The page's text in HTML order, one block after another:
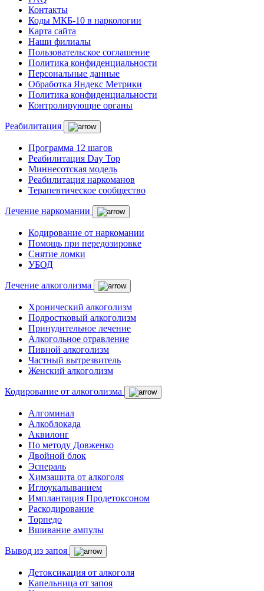
Контакты
Коды МКБ-10 в наркологии
Карта сайта
Наши филиалы
Пользовательское соглашение
Политика конфиденциальности
Персональные данные
Обработка Яндекс Метрики
Политика конфиденциальности
Контролирующие органы
Реабилитация
Программа 12 шагов
Реабилитация Day Top
Миннесотская модель
Реабилитация наркоманов
Терапевтическое сообщество
Лечение наркомании
Кодирование от наркомании
Помощь при передозировке
Снятие ломки
УБОД
Лечение алкоголизма
Хронический алкоголизм
Подростковый алкоголизм
Принудительное лечение
Алкогольное отравление
Пивной алкоголизм
Частный вытрезвитель
Женский алкоголизм
Кодирование от алкоголизма
Алгоминал
Алкоблокада
Аквилонг
По методу Довженко
Двойной блок
Эспераль
Химзащита от алкоголя
Иглоукалыванием
Имплантация Продетоксоном
Раскодирование
Торпедо
Вшивание ампулы
Вывод из запоя
Детоксикация от алкоголя
Капельница от запоя